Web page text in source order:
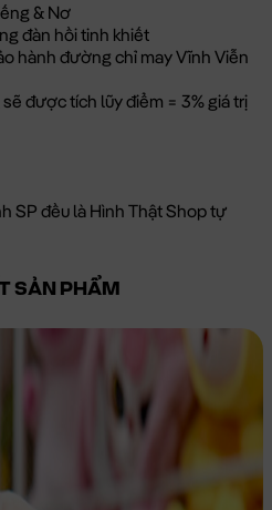
& Nơ
đàn hồi tinh khiết
hành đường chỉ may Vĩnh Viễn
được tích lũy điểm = 3% giá trị
SP đều là Hình Thật Shop tự
SẢN PHẨM